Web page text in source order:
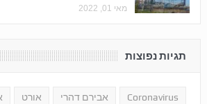
מאי 01, 2022
תגיות נפוצות
Coronavirus אבירם דהרי אורט